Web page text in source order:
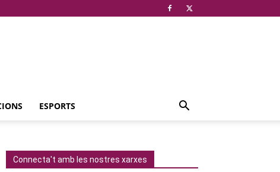
ESPORTS
Connecta't amb les nostres xarxes